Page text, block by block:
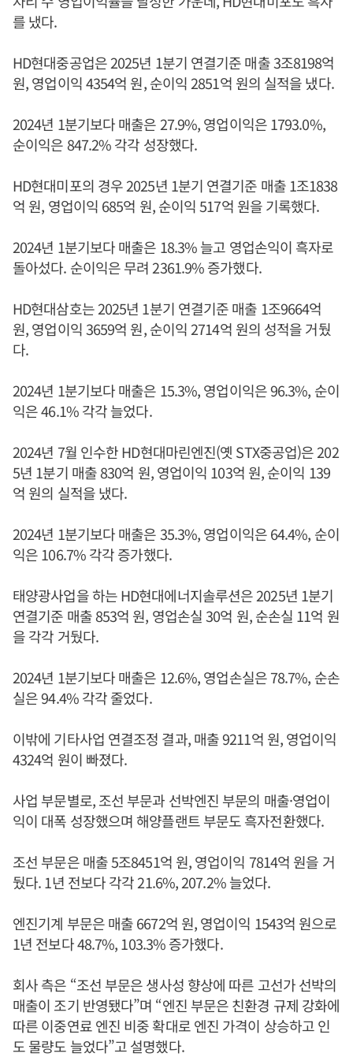
를 냈다.
HD현대중공업은 2025년 1분기 연결기준 매출 3조8198억
원, 영업이익 4354억 원, 순이익 2851억 원의 실적을 냈다.
2024년 1분기보다 매출은 27.9%, 영업이익은 1793.0%,
순이익은 847.2% 각각 성장했다.
HD현대미포의 경우 2025년 1분기 연결기준 매출 1조1838
억 원, 영업이익 685억 원, 순이익 517억 원을 기록했다.
2024년 1분기보다 매출은 18.3% 늘고 영업손익이 흑자로
돌아섰다. 순이익은 무려 2361.9% 증가했다.
HD현대삼호는 2025년 1분기 연결기준 매출 1조9664억
원, 영업이익 3659억 원, 순이익 2714억 원의 성적을 거뒀
다.
2024년 1분기보다 매출은 15.3%, 영업이익은 96.3%, 순이
익은 46.1% 각각 늘었다.
2024년 7월 인수한 HD현대마린엔진(옛 STX중공업)은 202
5년 1분기 매출 830억 원, 영업이익 103억 원, 순이익 139
억 원의 실적을 냈다.
2024년 1분기보다 매출은 35.3%, 영업이익은 64.4%, 순이
익은 106.7% 각각 증가했다.
태양광사업을 하는 HD현대에너지솔루션은 2025년 1분기
연결기준 매출 853억 원, 영업손실 30억 원, 순손실 11억 원
을 각각 거뒀다.
2024년 1분기보다 매출은 12.6%, 영업손실은 78.7%, 순손
실은 94.4% 각각 줄었다.
이밖에 기타사업 연결조정 결과, 매출 9211억 원, 영업이익
4324억 원이 빠졌다.
사업 부문별로, 조선 부문과 선박엔진 부문의 매출·영업이
익이 대폭 성장했으며 해양플랜트 부문도 흑자전환했다.
조선 부문은 매출 5조8451억 원, 영업이익 7814억 원을 거
뒀다. 1년 전보다 각각 21.6%, 207.2% 늘었다.
엔진기계 부문은 매출 6672억 원, 영업이익 1543억 원으로
1년 전보다 48.7%, 103.3% 증가했다.
회사 측은 “조선 부문은 생사성 향상에 따른 고선가 선박의
매출이 조기 반영됐다”며 “엔진 부문은 친환경 규제 강화에
따른 이중연료 엔진 비중 확대로 엔진 가격이 상승하고 인
도 물량도 늘었다”고 설명했다.